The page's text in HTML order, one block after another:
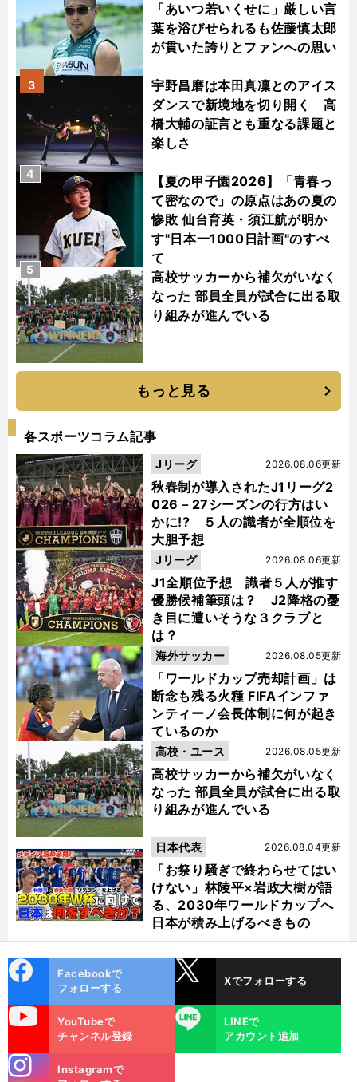
「あいつ若いくせに」厳しい言
葉を浴びせられるも佐藤慎太郎
が貫いた誇りとファンへの思い
宇野昌磨は本田真凜とのアイス
ダンスで新境地を切り開く 高
橋大輔の証言とも重なる課題と
楽しさ
3
【夏の甲子園2026】「青春っ
て密なので」の原点はあの夏の
惨敗 仙台育英・須江航が明か
す"日本一1000日計画"のすべ
て
4
高校サッカーから補欠がいなく
なった 部員全員が試合に出る取
り組みが進んでいる
5
もっと見る
各スポーツコラム記事
秋春制が導入されたJ1リーグ2
026－27シーズンの行方はい
かに!? ５人の識者が全順位を
大胆予想
2026.08.06更新
Jリーグ
J1全順位予想 識者５人が推す
優勝候補筆頭は？ J2降格の憂
き目に遭いそうな３クラブと
は？
2026.08.06更新
Jリーグ
「ワールドカップ売却計画」は
断念も残る火種 FIFAインファ
ンティーノ会長体制に何が起き
ているのか
2026.08.05更新
海外サッカー
高校サッカーから補欠がいなく
なった 部員全員が試合に出る取
り組みが進んでいる
2026.08.05更新
高校・ユース
「お祭り騒ぎで終わらせてはい
けない」林陵平×岩政大樹が語
る、2030年ワールドカップへ
日本が積み上げるべきもの
2026.08.04更新
日本代表
ok
Facebookで
フォローする
Xでフォローする
YouTubeで
チャンネル登録
LINE
LINEで
アカウント追加
m
Instagramで